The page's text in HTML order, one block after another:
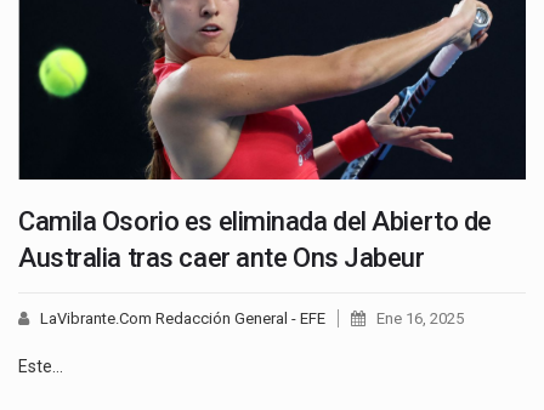
Camila Osorio es eliminada del Abierto de
Australia tras caer ante Ons Jabeur
LaVibrante.Com Redacción General - EFE Ene 16, 2025
Este…